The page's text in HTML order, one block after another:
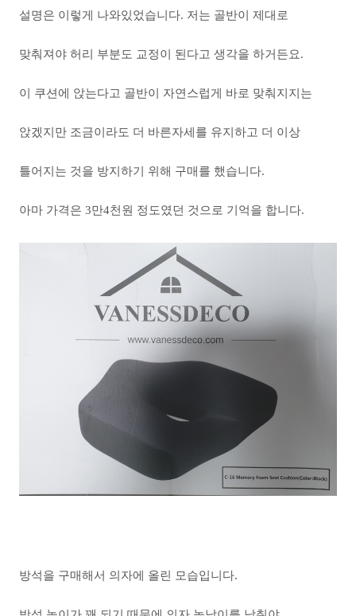
설명은 이렇게 나와있었습니다. 저는 골반이 제대로
맞춰져야 허리 부분도 교정이 된다고 생각을 하거든요.
이 쿠션에 앉는다고 골반이 자연스럽게 바로 맞춰지지는
앉겠지만 조금이라도 더 바른자세를 유지하고 더 이상
틀어지는 것을 방지하기 위해 구매를 했습니다.
아마 가격은 3만4천원 정도였던 것으로 기억을 합니다.
방석을 구매해서 의자에 올린 모습입니다.